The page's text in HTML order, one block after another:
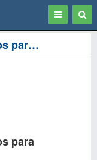
Toggle
navigation
Fijoagro - Comércio de Produtos para Agricultura e Pecuaria em Redondo
para